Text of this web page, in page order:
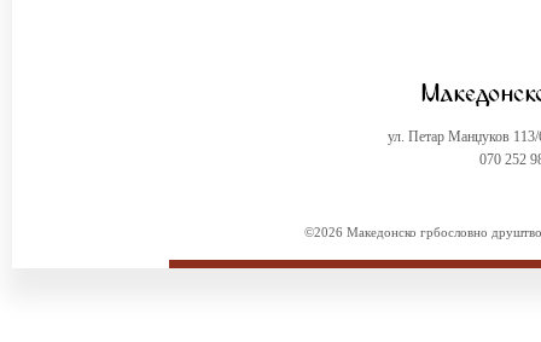
ул. Петар Манџуков
070 252
©2026 Македонско грбословно